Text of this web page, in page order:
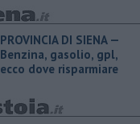
PROVINCIA DI SIENA — ​
Benzina, gasolio, gpl,
ecco dove risparmiare